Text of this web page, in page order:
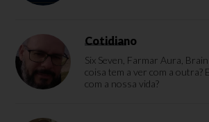
Cotidiano
Six Seven, Farmar Aura,
coisa tem a ver com a outra?
com a nossa vida?